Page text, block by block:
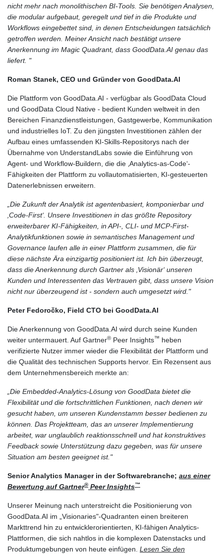
nicht mehr nach monolithischen BI-Tools. Sie benötigen Analysen,
die modular aufgebaut, geregelt und tief in die Produkte und
Workflows eingebettet sind, in denen Entscheidungen tatsächlich
getroffen werden. Meiner Ansicht nach bestätigt unsere
Anerkennung im Magic Quadrant, dass GoodData.AI genau das
liefert. "
Roman Stanek, CEO und Gründer von GoodData.AI
Die Plattform von GoodData.AI - verfügbar als GoodData Cloud
und GoodData Cloud Native - bedient Kunden weltweit in den
Bereichen Finanzdienstleistungen, Gastgewerbe, Kommunikation
und industrielles IoT. Zu den jüngsten Investitionen zählen der
Aufbau eines umfassenden KI-Skills-Repositorys nach der
Übernahme von UnderstandLabs sowie die Einführung von
Agent- und Workflow-Buildern, die die ‚Analytics-as-Code‘-
Fähigkeiten der Plattform zu vollautomatisierten, KI-gesteuerten
Datenerlebnissen erweitern.
„Die Zukunft der Analytik ist agentenbasiert, komponierbar und
‚Code-First‘. Unsere Investitionen in das größte Repository
erweiterbarer KI-Fähigkeiten, in API-, CLI- und MCP-First-
Analytikfunktionen sowie in semantisches Management und
Governance laufen alle in einer Plattform zusammen, die für
diese nächste Ära einzigartig positioniert ist. Ich bin überzeugt,
dass die Anerkennung durch Gartner als ‚Visionär‘ unseren
Kunden und Interessenten das Vertrauen gibt, dass unsere Vision
nicht nur überzeugend ist - sondern auch umgesetzt wird."
Peter Fedoročko, Field CTO bei GoodData.AI
Die Anerkennung von GoodData.AI wird durch seine Kunden
weiter untermauert. Auf Gartner® Peer Insights™ heben
verifizierte Nutzer immer wieder die Flexibilität der Plattform und
die Qualität des technischen Supports hervor. Ein Rezensent aus
dem Unternehmensbereich merkte an:
„Die Embedded-Analytics-Lösung von GoodData bietet die
Flexibilität und die fortschrittlichen Funktionen, nach denen wir
gesucht haben, um unseren Kundenstamm besser bedienen zu
können. Das Projektteam, das an unserer Implementierung
arbeitet, war unglaublich reaktionsschnell und hat konstruktives
Feedback sowie Unterstützung dazu gegeben, was für unsere
Situation am besten geeignet ist."
Senior Analytics Manager in der Softwarebranche; aus einer
Bewertung auf Gartner® Peer Insights™
Unserer Meinung nach unterstreicht die Positionierung von
GoodData.AI im „Visionaries"-Quadranten einen breiteren
Markttrend hin zu entwicklerorientierten, KI-fähigen Analytics-
Plattformen, die sich nahtlos in die komplexen Datenstacks und
Produktumgebungen von heute einfügen. Lesen Sie den